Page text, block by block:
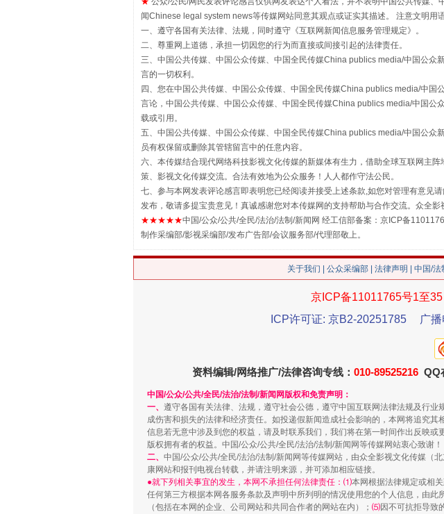
揭批美国五大"原罪" "炒
闻Chinese legal system news等传媒网站同意其观点或证实其描述。 注意文明用
一、遵守各国有关法律、法规，同时遵守《互联网新闻信息服务管理规定》。
二、尊重网上道德，承担一切因您的行为而直接或间接引起的法律责任。
三、中国公共传媒、中国公众传媒、中国全民传媒China publics media/中国公
言的一切权利。
四、您在中国公共传媒、中国公众传媒、中国全民传媒China publics media/中
言论，中国公共传媒、中国公众传媒、中国全民传媒China publics media/中国
载或引用。
五、中国公共传媒、中国公众传媒、中国全民传媒China publics media/中国公
员有权保留或删除其管辖留言中的任意内容。
六、本传媒结合现代网络科技影视文化传媒的新媒体有生力，借助全球互联网主
策、影视文化传媒交流。合法有效地为公众服务！人人都作守法公民。
七、参与本网发表评论感言即表明您已经阅读并接受上述条款,如您对管理有意
发布，敬请多提宝贵意见！真诚感谢您对本传媒网的支持帮助与合作交流。众全
★★★★★中国/公众/公共/全民/法治/法制/新闻网 经工信部备案：京ICP备
制作采编部/影视采编部/发布广告部/会议服务部/代理部敬上。
关于我们 公众采编部 法律声明 | 中国/
京ICP备11011765号1至35
ICP许可证: 京B2-20251785
广
资料编辑/网络推广/法律咨询专线： 010-89525216 QQ
中国/公众/公共/全民/法治/法制/新闻网版权和免责声明：
一、 遵守各国有关法律、法规，遵守社会公德，遵守中国互联网法律法规及行
成伤害和损失的法律和经济责任。如投递假新闻造成社会影响的，本网将追究
信息若无意中涉及到您的权益，请及时联系我们，我们将在第一时间作出反映
版权拥有者的权益。中国/公众/公共/全民/法治/法制/新闻网等传媒网站衷心致谢！
二、 中国/公众/公共/全民/法治/法制/新闻网等传媒网站，由众全影视文化传媒（
康网站和报刊电视台转载，并请注明来源，并可添加相应链接。
●就下列相关事宜的发生，本网不承担任何法律责任：⑴本网根据法律规定或相
任何第三方根据本网各服务条款及声明中所列明的情况使用您的个人信息，由此
（包括在本网的企业、公司网站和共同合作者的网站在内）； ⑸因不可抗拒导致